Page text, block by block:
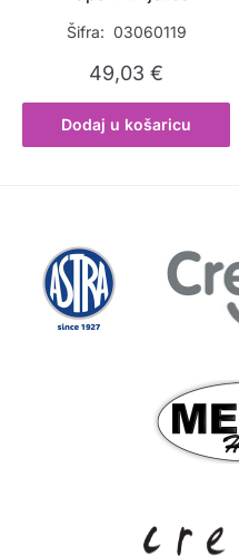
Šifra: 03060119
49,03€
Dodaj u košaricu